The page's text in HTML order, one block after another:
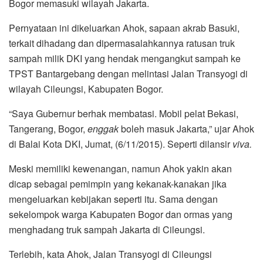
Bogor memasuki wilayah Jakarta.
Pernyataan ini dikeluarkan Ahok, sapaan akrab Basuki,
terkait dihadang dan dipermasalahkannya ratusan truk
sampah milik DKI yang hendak mengangkut sampah ke
TPST Bantargebang dengan melintasi Jalan Transyogi di
wilayah Cileungsi, Kabupaten Bogor.
“Saya Gubernur berhak membatasi. Mobil pelat Bekasi,
Tangerang, Bogor, enggakboleh masuk Jakarta,” ujar Ahok
di Balai Kota DKI, Jumat, (6/11/2015). Seperti dilansirviva.
Meski memiliki kewenangan, namun Ahok yakin akan
dicap sebagai pemimpin yang kekanak-kanakan jika
mengeluarkan kebijakan seperti itu. Sama dengan
sekelompok warga Kabupaten Bogor dan ormas yang
menghadang truk sampah Jakarta di Cileungsi.
Terlebih, kata Ahok, Jalan Transyogi di Cileungsi